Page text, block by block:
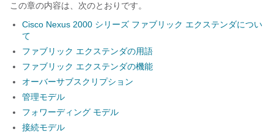
この章の内容は、次のとおりです。
Cisco Nexus 2000 シリーズ ファブリック エクステンダについ
て
ファブリック エクステンダの用語
ファブリック エクステンダの機能
オーバーサブスクリプション
管理モデル
フォワーディング モデル
接続モデル